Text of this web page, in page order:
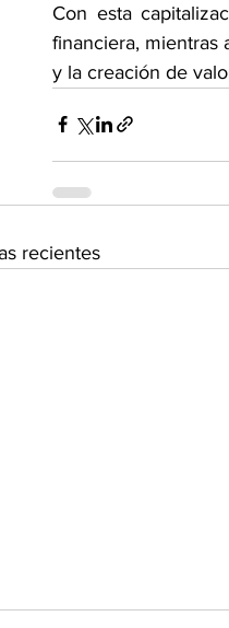
Con esta
financiera, mientras
y la creación de
recientes